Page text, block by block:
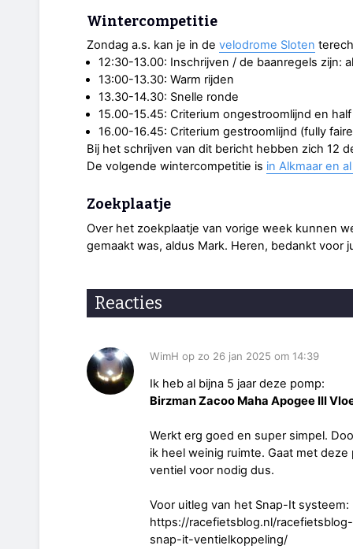
Wintercompetitie
Zondag a.s. kan je in de velodrome Sloten
12:30-13.00: Inschrijven / de baanregels zijn:
13:00-13.30: Warm rijden
13.30-14.30: Snelle ronde
15.00-15.45: Criterium ongestroomlijnd en
16.00-16.45: Criterium gestroomlijnd (fully
Bij het schrijven van dit bericht hebben zich 12
De volgende wintercompetitie is in Alkmaar en
Zoekplaatje
Over het zoekplaatje van vorige week kunnen
gemaakt was, aldus Mark. Heren, bedankt voor
Reacties
WimH op zo 26 jan 2025 om 14:39
Ik heb al bijna 5 jaar deze pomp:
Birzman Zacoo Maha Apogee III
Werkt erg goed en super simpel.
ik heel weinig ruimte. Gaat met
ventiel voor nodig dus.
Voor uitleg van het Snap-It systeem:
https://racefietsblog.nl/
snap-it-ventielkoppeling/